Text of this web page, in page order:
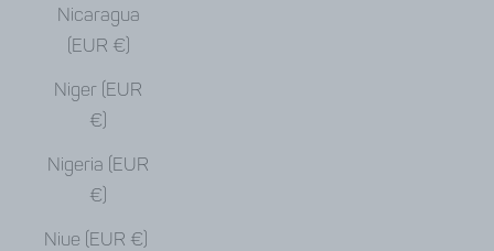
Nicaragua
(EUR €)
Niger (EUR
€)
Nigeria (EUR
€)
Niue (EUR €)